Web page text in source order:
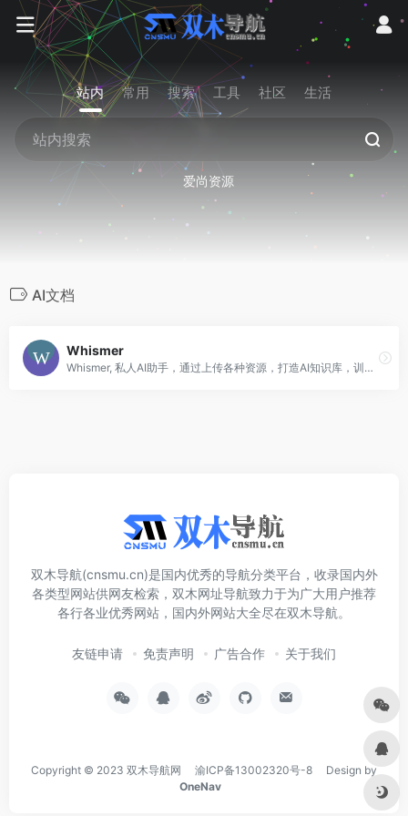
站内 常用 搜索 工具 社区 生活
爱尚资源
AI文档
Whismer
Whismer, 私人AI助手，通过上传各种资源，打造AI知识库，训练专业的AI助手，得到正确的答案。每个人都可以轻松定制自己的AI，并且可以团队共享专业AI。
双木导航(cnsmu.cn)是国内优秀的导航分类平台，收录国内外
各类型网站供网友检索，双木网址导航致力于为广大用户推荐
各行各业优秀网站，国内外网站大全尽在双木导航。
友链申请 免责声明 广告合作 关于我们
Copyright © 2023 双木导航网 渝ICP备13002320号-8 Design by
OneNav